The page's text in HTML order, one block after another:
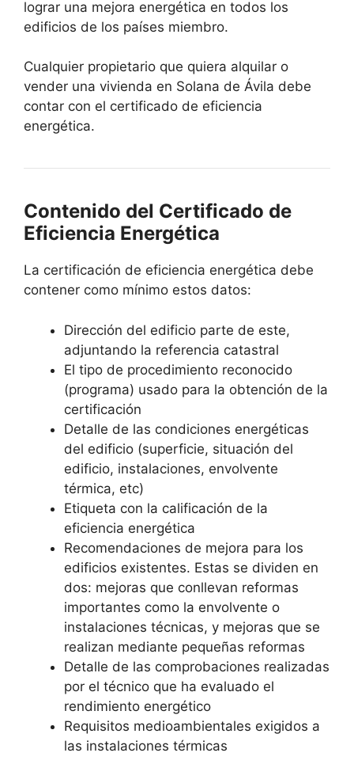
lograr una mejora energética en todos los
edificios de los países miembro.
Cualquier propietario que quiera alquilar o
vender una vivienda en Solana de Ávila debe
contar con el certificado de eficiencia
energética.
Contenido del Certificado de
Eficiencia Energética
La certificación de eficiencia energética debe
contener como mínimo estos datos:
Dirección del edificio parte de este,
adjuntando la referencia catastral
El tipo de procedimiento reconocido
(programa) usado para la obtención de la
certificación
Detalle de las condiciones energéticas
del edificio (superficie, situación del
edificio, instalaciones, envolvente
térmica, etc)
Etiqueta con la calificación de la
eficiencia energética
Recomendaciones de mejora para los
edificios existentes. Estas se dividen en
dos: mejoras que conllevan reformas
importantes como la envolvente o
instalaciones técnicas, y mejoras que se
realizan mediante pequeñas reformas
Detalle de las comprobaciones realizadas
por el técnico que ha evaluado el
rendimiento energético
Requisitos medioambientales exigidos a
las instalaciones térmicas